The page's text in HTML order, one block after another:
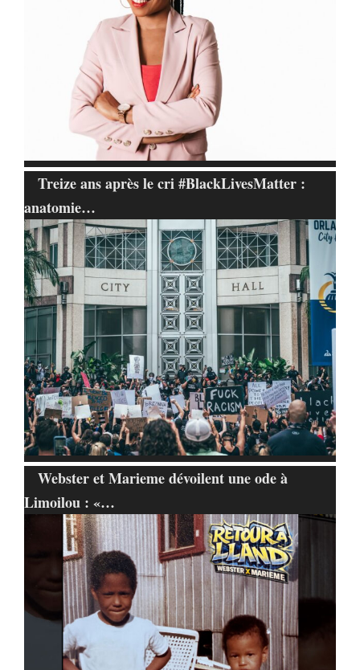
Treize ans après le cri #BlackLivesMatter :
anatomie…
Webster et Marieme dévoilent une ode à
Limoilou : «…